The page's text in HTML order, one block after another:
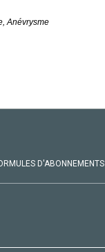
Anévrysme
D'ABONNEMENTS